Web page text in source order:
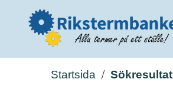
Startsida Sökresultat